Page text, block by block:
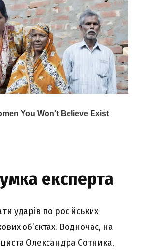
експерта
ударів по російських
об’єктах. Водночас, на
Олександра Сотника,